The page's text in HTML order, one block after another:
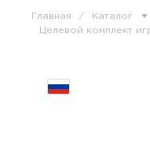
Главная / Каталог
Целевой комплект